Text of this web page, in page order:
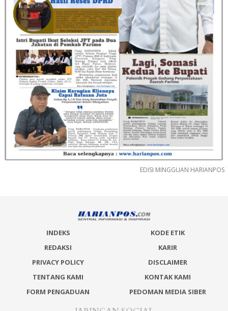
EDISI MINGGUAN HARIANPOS
INDEKS
KODE ETIK
REDAKSI
KARIR
PRIVACY POLICY
DISCLAIMER
TENTANG KAMI
KONTAK KAMI
FORM PENGADUAN
PEDOMAN MEDIA SIBER